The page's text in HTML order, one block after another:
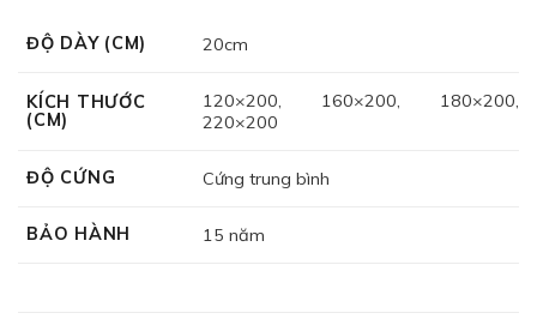
ĐỘ DÀY (CM) 20cm
KÍCH THƯỚC
(CM)
120×200, 160×200, 180×200,
220×200
ĐỘ CỨNG Cứng trung bình
BẢO HÀNH 15 năm